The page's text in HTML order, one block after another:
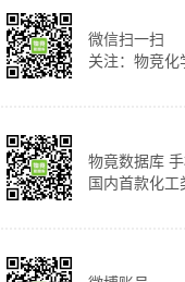
微信扫一扫
关注：物竞化
物竟数据库
国内首款化工